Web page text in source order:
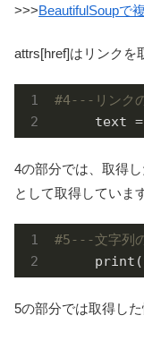
>>>BeautifulSoupで
attrs[href]はリンクを
#4---リンク
4の部分では、取得
として取得していま
#5---文字列
5の部分では取得し